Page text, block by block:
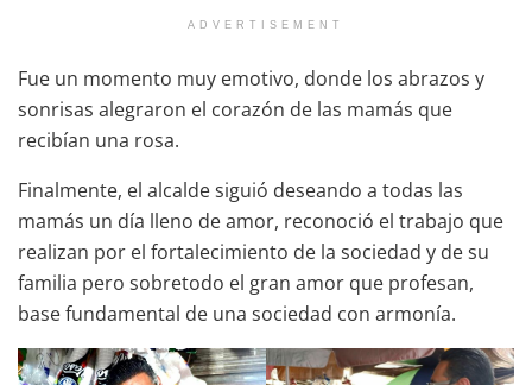
ADVERTISEMENT
Fue un momento muy emotivo, donde los abrazos y
sonrisas alegraron el corazón de las mamás que
recibían una rosa.
Finalmente, el alcalde siguió deseando a todas las
mamás un día lleno de amor, reconoció el trabajo que
realizan por el fortalecimiento de la sociedad y de su
familia pero sobretodo el gran amor que profesan,
base fundamental de una sociedad con armonía.